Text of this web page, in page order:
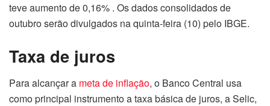
teve aumento de 0,16% . Os dados consolidadosde
outubroserão divulgados naquinta-feira (10) pelo IBGE.
Taxa de juros
Para alcançar a meta de inflação, o Banco Central usa
como principal instrumento a taxa básica de juros, a Selic,